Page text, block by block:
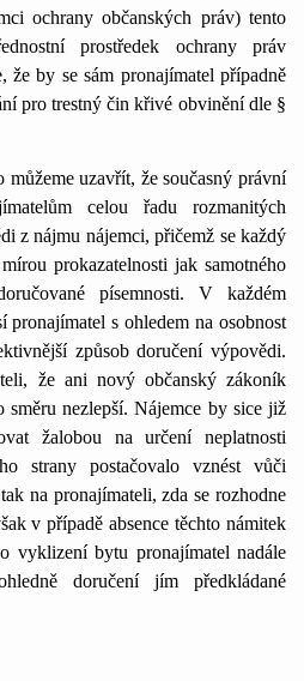
ochrany občanských práv) tento
prostředek ochrany práv
že by se sám pronajímatel případně
pro trestný čin křivé obvinění dle §
můžeme uzavřít, že současný právní
celou řadu rozmanitých
z nájmu nájemci, přičemž se každý
prokazatelnosti jak samotného
písemnosti. V každém
pronajímatel s ohledem na osobnost
způsob doručení výpovědi.
že ani nový občanský zákoník
nezlepší. Nájemce by sice již
žalobou na určení neplatnosti
strany postačovalo vznést vůči
na pronajímateli, zda se rozhodne
v případě absence těchto námitek
vyklizení bytu pronajímatel nadále
doručení jím předkládané